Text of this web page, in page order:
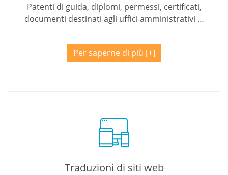
Patenti di guida, diplomi, permessi, certificati,
documenti destinati agli uffici amministrativi …
Per saperne di più
Traduzioni di siti web